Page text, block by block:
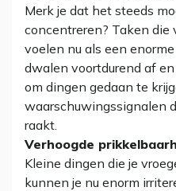
Merk je dat het steeds
concentreren? Taken die
voelen nu als een
dwalen voortdurend af
om dingen gedaan te
waarschuwingssignalen
raakt.
Verhoogde
Kleine dingen die je
kunnen je nu enorm